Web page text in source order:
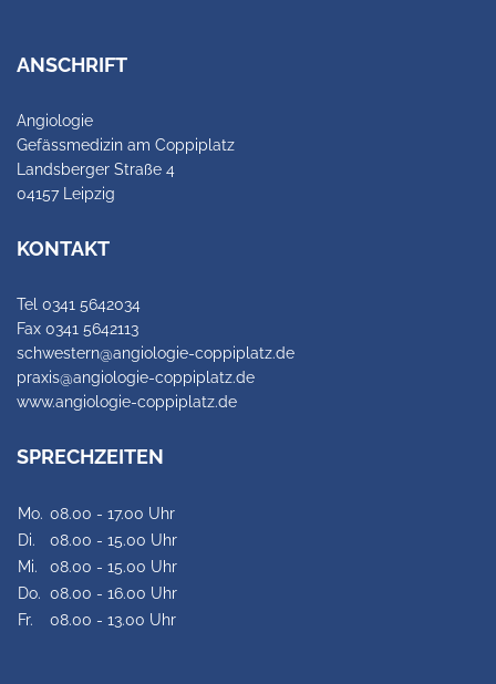
ANSCHRIFT
Angiologie
Gefässmedizin am Coppiplatz
Landsberger Straße 4
04157 Leipzig
KONTAKT
Tel 0341 5642034
Fax 0341 5642113
schwestern@angiologie-coppiplatz.de
praxis@angiologie-coppiplatz.de
www.angiologie-coppiplatz.de
SPRECHZEITEN
Mo. 08.00 - 17.00 Uhr
Di.
08.00 - 15.00 Uhr
Mi.
08.00 - 15.00 Uhr
Do. 08.00 - 16.00 Uhr
Fr.
08.00 - 13.00 Uhr